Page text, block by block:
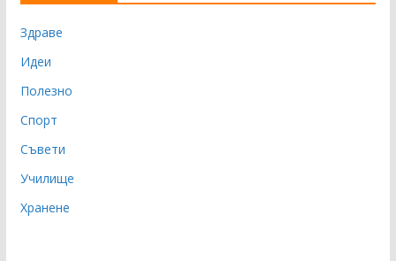
Здраве
Идеи
Полезно
Спорт
Съвети
Училище
Хранене